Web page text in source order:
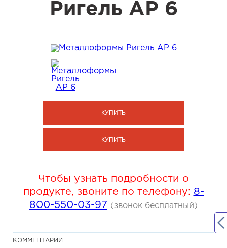
Ригель АР 6
КУПИТЬ
КУПИТЬ
Чтобы узнать подробности о
продукте, звоните по телефону: 8-
800-550-03-97 (звонок бесплатный)
КОММЕНТАРИИ